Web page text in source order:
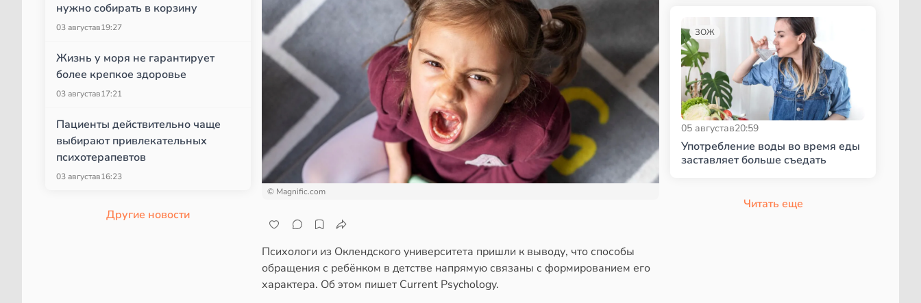
нужно собирать в корзину
03 августав19:27
Жизнь у моря не гарантирует
более крепкое здоровье
03 августав17:21
Пациенты действительно чаще
выбирают привлекательных
психотерапевтов
03 августав16:23
Другие новости
© Magnific.com
Психологи из Оклендского университета пришли к выводу, что способы
обращения с ребёнком в детстве напрямую связаны с формированием его
характера. Об этом пишет Current Psychology.
ЗОЖ
05 августав20:59
Употребление воды во время еды
заставляет больше съедать
Читать еще